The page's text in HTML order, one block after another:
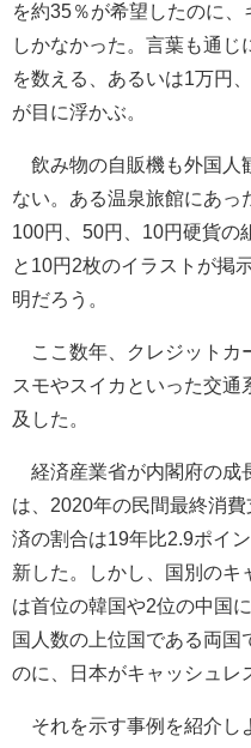
を約35％が希望したのに
しかなかった。言葉も通
を数える、あるいは1万円
が目に浮かぶ。
飲み物の自販機も外国人
ない。ある温泉旅館にあっ
100円、50円、10円硬貨の
と10円2枚のイラストが掲
明だろう。
ここ数年、クレジットカ
スモやスイカといった交
及した。
経済産業省が内閣府の成
は、2020年の民間最終消
済の割合は19年比2.9ポイ
新した。しかし、国別のキ
は首位の韓国や2位の中国
国人数の上位国である両国
のに、日本がキャッシュレ
それを示す事例を紹介し